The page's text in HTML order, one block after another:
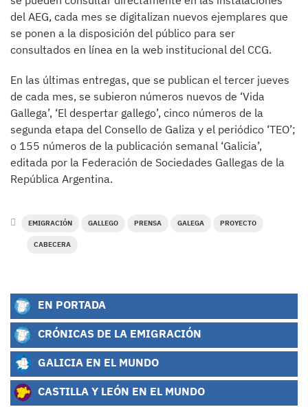
del AEG, cada mes se digitalizan nuevos ejemplares que
se ponen a la disposición del público para ser
consultados en línea en la web institucional del CCG.
En las últimas entregas, que se publican el tercer jueves
de cada mes, se subieron números nuevos de ‘Vida
Gallega’, ‘El despertar gallego’, cinco números de la
segunda etapa del Consello de Galiza y el periódico ‘TEO’;
o 155 números de la publicación semanal ‘Galicia’,
editada por la Federación de Sociedades Gallegas de la
República Argentina.
EMIGRACIÓN GALLEGO PRENSA GALEGA PROYECTO
CABECERA
EN PORTADA
CRÓNICAS DE LA EMIGRACIÓN
GALICIA EN EL MUNDO
CASTILLA Y LEÓN EN EL MUNDO